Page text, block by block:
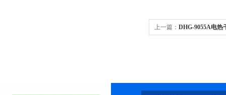
上一篇： DHG-9055A电热